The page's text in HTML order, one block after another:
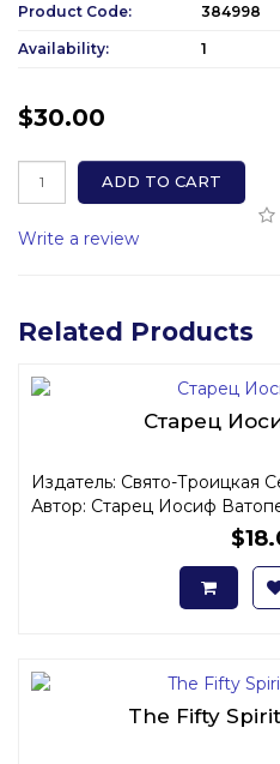
Product Code: 384998
Availability: 1
$30.00
ADD TO CART
Write a review
Related Products
Старец
Издатель: Свято-Троицкая
Автор: Старец Иосиф
The Fifty